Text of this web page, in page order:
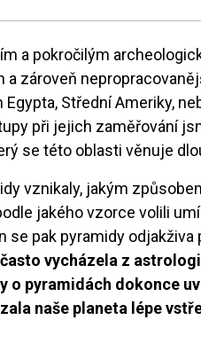
a pokročilým
zároveň
Střední Ameriky,
při jejich zaměřování
se této oblasti věnuje
vznikaly, jakým
jakého vzorce volili
se pak pyramidy odjakživa
vycházela z
o pyramidách dokonce
naše planeta lépe